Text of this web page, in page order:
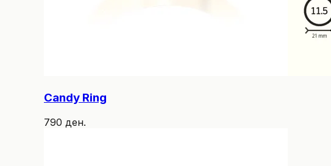
Candy Ring
790 ден.